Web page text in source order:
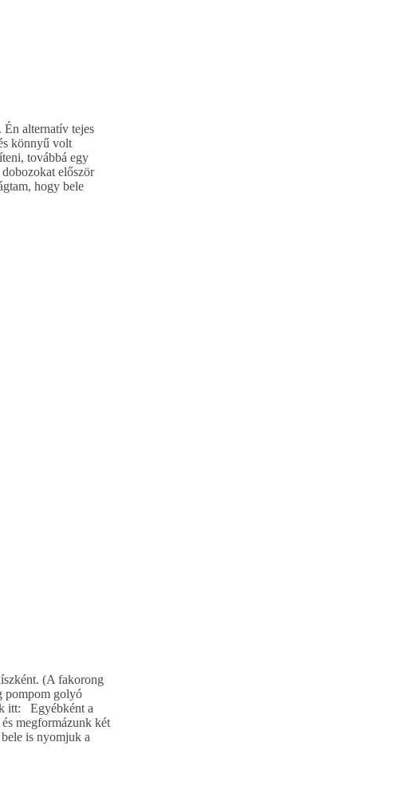
alternatív tejes
könnyű volt
továbbá egy
először
hogy bele
(A fakorong
pompom golyó
itt: Egyébként a
megformázunk két
is nyomjuk a